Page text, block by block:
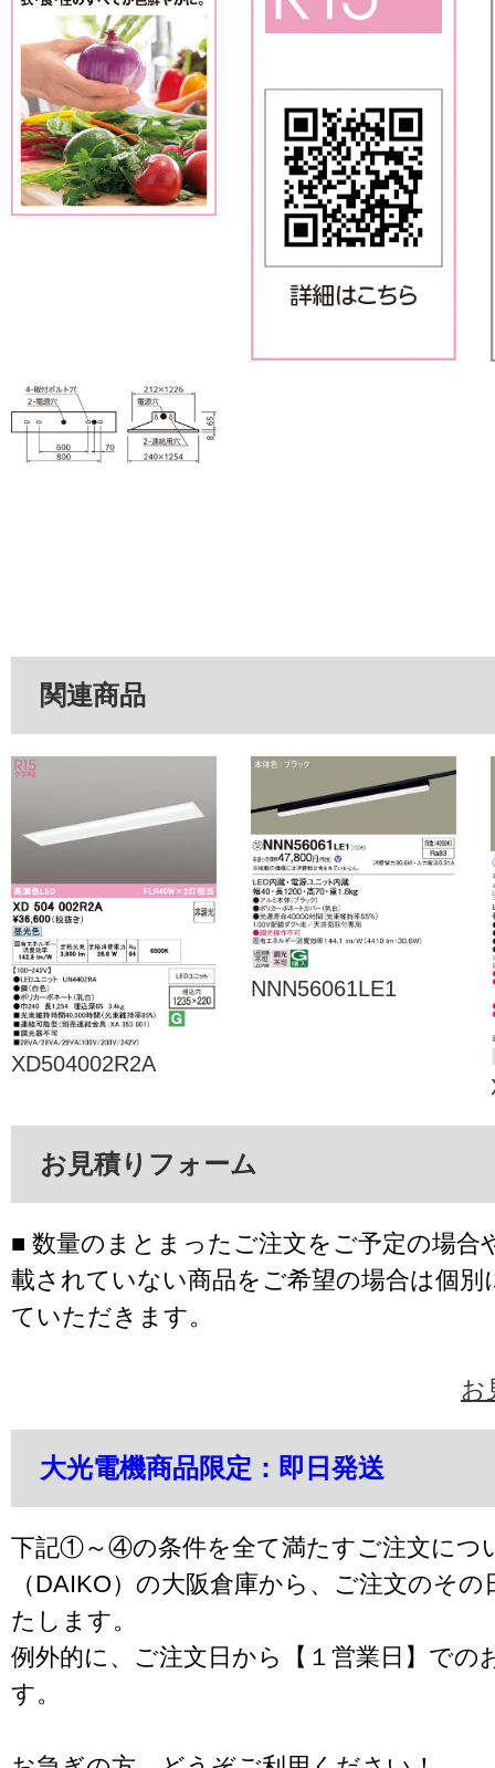
関連商品
XD504002R2A
NNN56061LE1
お見積りフォーム
■ 数量のまとまったご注文をご予定の場合
載されていない商品をご希望の場合は個別
ていただきます。
お
大光電機商品限定：即日発送
下記①～④の条件を全て満たすご注文につ
（DAIKO）の大阪倉庫から、ご注文のそ
たします。
例外的に、ご注文日から【１営業日】での
す。